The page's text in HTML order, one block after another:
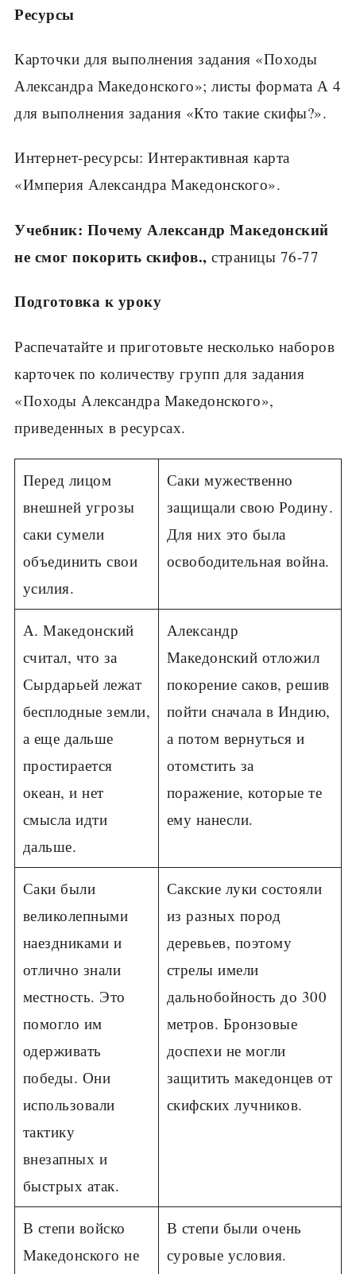
Ресурсы
Карточки для выполнения задания «Походы
Александра Македонского»; листы формата А 4
для выполнения задания «Кто такие скифы?».
Интернет-ресурсы: Интерактивная карта
«Империя Александра Македонского».
Учебник: Почему Александр Македонский
не смог покорить скифов., страницы 76-77
Подготовка к уроку
Распечатайте и приготовьте несколько наборов
карточек по количеству групп для задания
«Походы Александра Македонского»,
приведенных в ресурсах.
Перед лицом
внешней угрозы
саки сумели
объединить свои
усилия.
Саки мужественно
защищали свою Родину.
Для них это была
освободительная война.
А. Македонский
считал, что за
Сырдарьей лежат
бесплодные земли,
а еще дальше
простирается
океан, и нет
смысла идти
дальше.
Александр
Македонский отложил
покорение саков, решив
пойти сначала в Индию,
а потом вернуться и
отомстить за
поражение, которые те
ему нанесли.
Саки были
великолепными
наездниками и
отлично знали
местность. Это
помогло им
одерживать
победы. Они
использовали
тактику
внезапных и
быстрых атак.
Сакские луки состояли
из разных пород
деревьев, поэтому
стрелы имели
дальнобойность до 300
метров. Бронзовые
доспехи не могли
защитить македонцев от
скифских лучников.
В степи войско
Македонского не
В степи были очень
суровые условия.